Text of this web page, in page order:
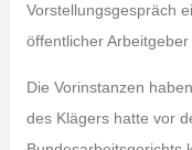
Vorstellungsgespräch
öffentlicher Arbeitgeber
Die Vorinstanzen
des Klägers hatte vor